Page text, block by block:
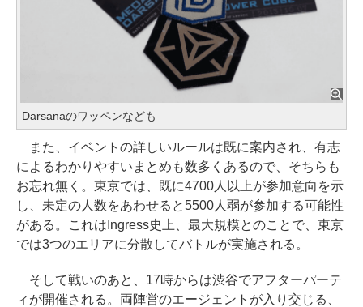
Darsanaのワッペンなども
また、イベントの詳しいルールは既に案内され、有志
によるわかりやすいまとめも数多くあるので、そちらも
お忘れ無く。東京では、既に4700人以上が参加意向を示
し、未定の人数をあわせると5500人弱が参加する可能性
がある。これはIngress史上、最大規模とのことで、東京
では3つのエリアに分散してバトルが実施される。
そして戦いのあと、17時からは渋谷でアフターパーテ
ィが開催される。両陣営のエージェントが入り交じる、